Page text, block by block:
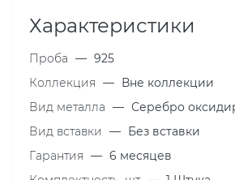
Характеристики
Проба — 925
Коллекция — Вне коллекции
Вид металла — Серебро
Вид вставки
— Без вставки
Гарантия — 6 месяцев